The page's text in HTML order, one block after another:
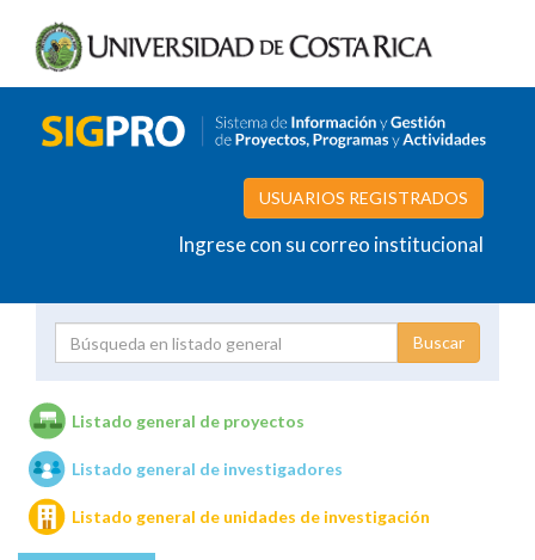
USUARIOS REGISTRADOS
Ingrese con su correo institucional
Unidades de investigación
Listado general de proyectos
Listado general de investigadores
Listado general de unidades de investigación